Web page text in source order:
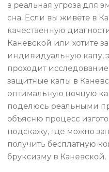
а реальная угроза для
сна. Если вы живёте в
качественную
Каневской или хотите
индивидуальную капу,
проходит
защитные капы в
оптимальную ночную
поделюсь реальными
объясню процесс
подскажу, где можно
получить бесплатную
бруксизму в Каневской.